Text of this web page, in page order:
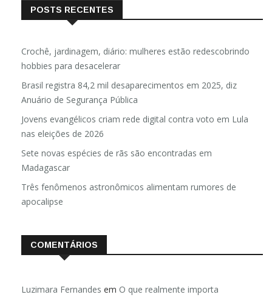
POSTS RECENTES
Crochê, jardinagem, diário: mulheres estão redescobrindo
hobbies para desacelerar
Brasil registra 84,2 mil desaparecimentos em 2025, diz
Anuário de Segurança Pública
Jovens evangélicos criam rede digital contra voto em Lula
nas eleições de 2026
Sete novas espécies de rãs são encontradas em
Madagascar
Três fenômenos astronômicos alimentam rumores de
apocalipse
COMENTÁRIOS
Luzimara Fernandes em O que realmente importa